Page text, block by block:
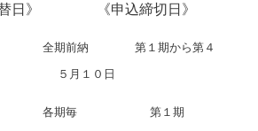
日》　　　　《申込締切日》
　　第１期から第４
　　　   ５月１０日
　　 　第１期